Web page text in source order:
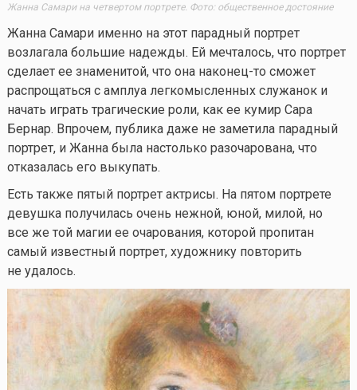
Жанна Самари на четвертом портрете. Фото: общественное достояние
Жанна Самари именно на этот парадный портрет
возлагала большие надежды. Ей мечталось, что портрет
сделает ее знаменитой, что она наконец-то сможет
распрощаться с амплуа легкомысленных служанок и
начать играть трагические роли, как ее кумир Сара
Бернар. Впрочем, публика даже не заметила парадный
портрет, и Жанна была настолько разочарована, что
отказалась его выкупать.
Есть также пятый портрет актрисы. На пятом портрете
девушка получилась очень нежной, юной, милой, но
все же той магии ее очарования, которой пропитан
самый известный портрет, художнику повторить
не удалось.